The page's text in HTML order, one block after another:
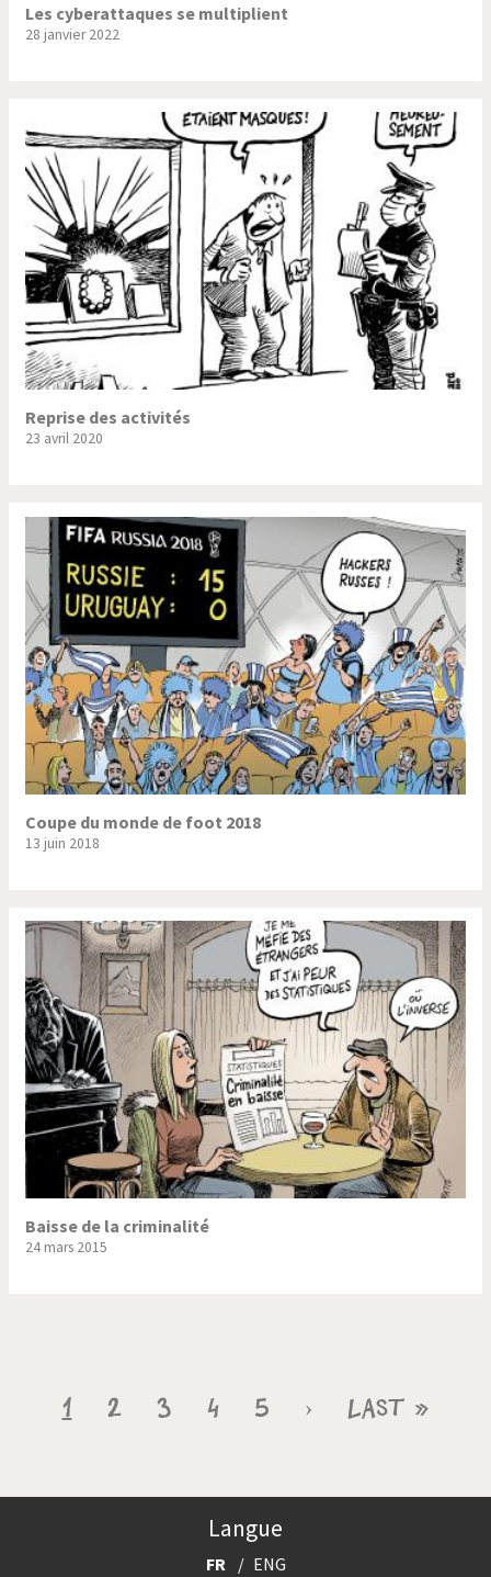
Les cyberattaques se multiplient
28 janvier 2022
Reprise des activités
23 avril 2020
Coupe du monde de foot 2018
13 juin 2018
Baisse de la criminalité
24 mars 2015
PaginationPage
1 Page
2 Page
3 Page
4 Page
5
Page
›
Dernière
Last »
Langue
FR ENG